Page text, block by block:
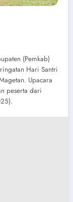
(Pemkab)
Hari Santri
Upacara
peserta dari